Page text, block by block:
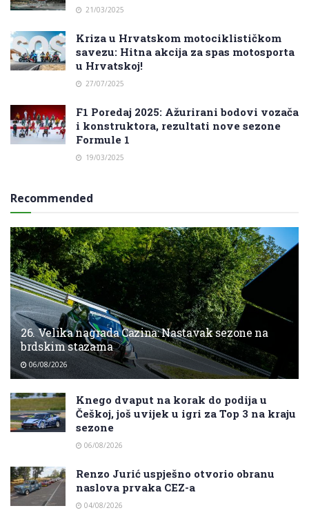
21/03/2025
Kriza u Hrvatskom motociklističkom
savezu: Hitna akcija za spas motosporta
u Hrvatskoj!
27/07/2025
F1 Poredaj 2025: Ažurirani bodovi vozača
i konstruktora, rezultati nove sezone
Formule 1
19/03/2025
Recommended
26. Velika nagrada Cazina: Nastavak sezone na
brdskim stazama
06/08/2026
Knego dvaput na korak do podija u
Češkoj, još uvijek u igri za Top 3 na kraju
sezone
06/08/2026
Renzo Jurić uspješno otvorio obranu
naslova prvaka CEZ-a
04/08/2026